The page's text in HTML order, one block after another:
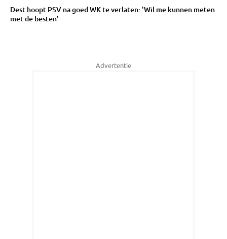
Dest hoopt PSV na goed WK te verlaten: 'Wil me kunnen meten
met de besten'
Advertentie